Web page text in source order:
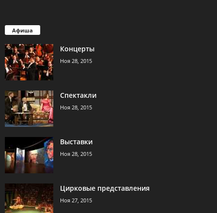
Афиша
Концерты
Ноя 28, 2015
Спектакли
Ноя 28, 2015
Выставки
Ноя 28, 2015
Цирковые представления
Ноя 27, 2015